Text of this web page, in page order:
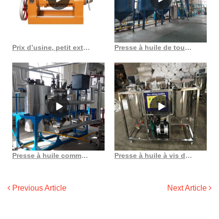
Prix d’usine, petit extracteur d’huile à vis au maroc Presse à huile de tournesol et d’arachide chaude, gzs14s1jg, au Burkina Faso
Presse à huile commerciale d’amande, propre usine, gzs40s3 Presse à huile à vis de graines de niger de 1 tonne par jour au Costa Rica
Previous Article Next Article